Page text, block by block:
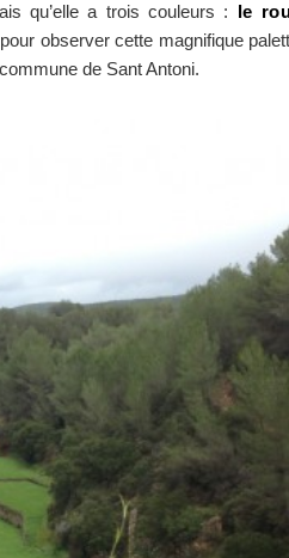
qu’elle a trois couleurs : le
observer cette magnifique
de Sant Antoni.